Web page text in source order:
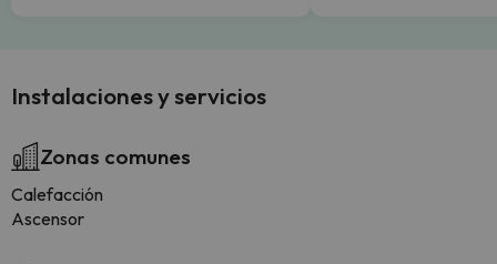
Instalaciones y servicios
Zonas comunes
Calefacción
Ascensor